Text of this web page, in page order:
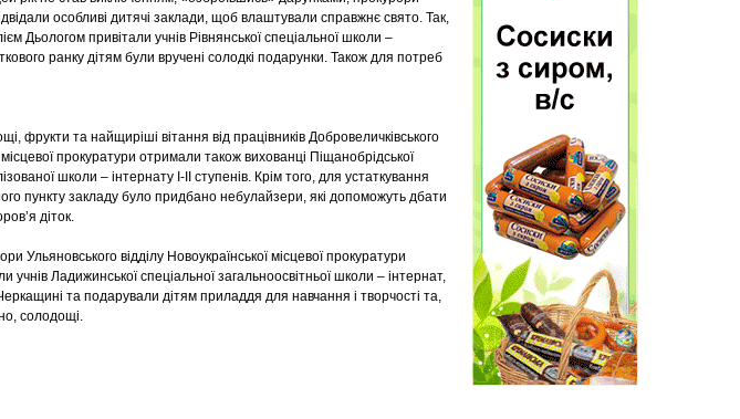
особливі дитячі заклади, щоб влаштували справжнє свято. Так,
Дьологом привітали учнів Рівнянської спеціальної школи –
ранку дітям були вручені солодкі подарунки. Також для потреб
фрукти та найщиріші вітання від працівників Добровеличківського
місцевої прокуратури отримали також вихованці Піщанобрідської
школи – інтернату І-ІІ ступенів. Крім того, для устаткування
пункту закладу було придбано небулайзери, які допоможуть дбати
діток.
Ульяновського відділу Новоукраїнської місцевої прокуратури
учнів Ладижинської спеціальної загальноосвітньої школи – інтернат,
та подарували дітям приладдя для навчання і творчості та,
солодощі.